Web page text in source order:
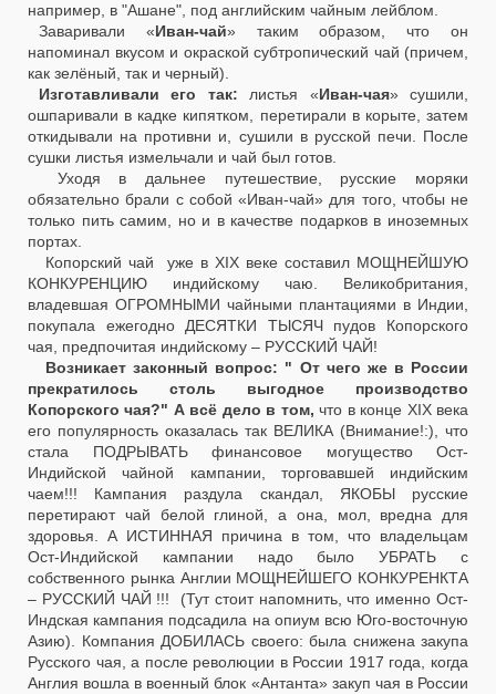
например, в "Ашане", под английским чайным лейблом.
Заваривали «Иван-чай» таким образом, что он
напоминал вкусом и окраской субтропический чай (причем,
как зелёный, так и черный).
Изготавливали его так: листья «Иван-чая» сушили,
ошпаривали в кадке кипятком, перетирали в корыте, затем
откидывали на противни и, сушили в русской печи. После
сушки листья измельчали и чай был готов.
Уходя в дальнее путешествие, русские моряки
обязательно брали с собой «Иван-чай» для того, чтобы не
только пить самим, но и в качестве подарков в иноземных
портах.
Копорский чай уже в XIX веке составил МОЩНЕЙШУЮ
КОНКУРЕНЦИЮ индийскому чаю. Великобритания,
владевшая ОГРОМНЫМИ чайными плантациями в Индии,
покупала ежегодно ДЕСЯТКИ ТЫСЯЧ пудов Копорского
чая, предпочитая индийскому – РУССКИЙ ЧАЙ!
Возникает законный вопрос: " От чего же в России
прекратилось столь выгодное производство
Копорского чая?" А всё дело в том, что в конце XIX века
его популярность оказалась так ВЕЛИКА (Внимание!:), что
стала ПОДРЫВАТЬ финансовое могущество Ост-
Индийской чайной кампании, торговавшей индийским
чаем!!! Кампания раздула скандал, ЯКОБЫ русские
перетирают чай белой глиной, а она, мол, вредна для
здоровья. А ИСТИННАЯ причина в том, что владельцам
Ост-Индийской кампании надо было УБРАТЬ с
собственного рынка Англии МОЩНЕЙШЕГО КОНКУРЕНКТА
– РУССКИЙ ЧАЙ !!! (Тут стоит напомнить, что именно Ост-
Индская кампания подсадила на опиум всю Юго-восточную
Азию). Компания ДОБИЛАСЬ своего: была снижена закупа
Русского чая, а после революции в России 1917 года, когда
Англия вошла в военный блок «Антанта» закуп чая в России